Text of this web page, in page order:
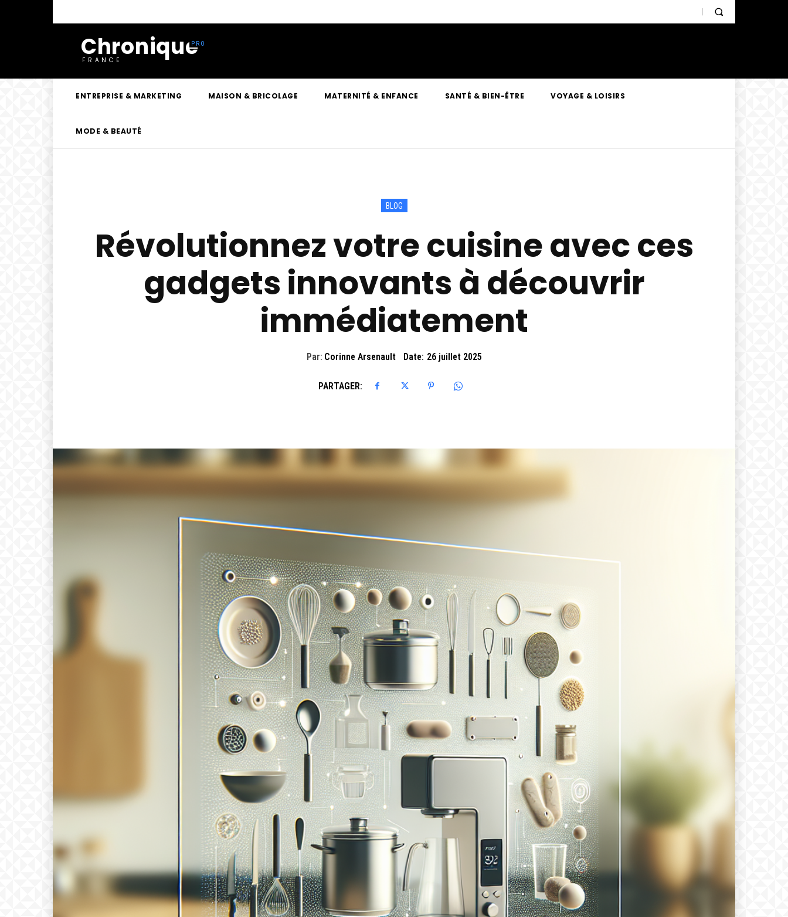
Chronique
FRANCE
ENTREPRISE & MARKETING MAISON & BRICOLAGE MATERNITÉ & ENFANCE SANTÉ & BIEN-ÊTRE VOYAGE & LOISIRS
MODE & BEAUTÉ
BLOG
Révolutionnez votre cuisine avec ces
gadgets innovants à découvrir
immédiatement
Par: Corinne Arsenault Date: 26 juillet 2025
PARTAGER: